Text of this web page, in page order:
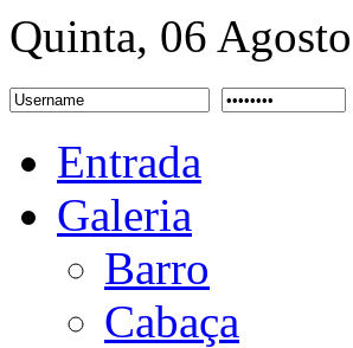
Quinta, 06
Entrada
Galeria
Barro
Cabaça